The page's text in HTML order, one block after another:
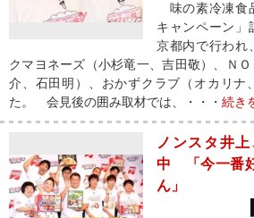
味の素冷凍食
キャンペーン」
京都内で行われ
クマヨネーズ（小杉竜一、吉田敬）、Ｎ
介、石田明）、おかずクラブ（オカリナ
た。 会見後の囲み取材では、・・・ 続き
ノンスタ井
中 「今一番
ん」